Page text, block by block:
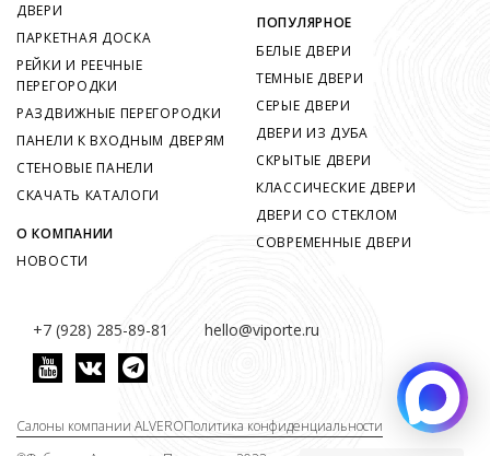
+7 (928) 285-89-81 hello@viporte.ru
ДВЕРИ
ПАРКЕТНАЯ ДОСКА
РЕЙКИ И РЕЕЧНЫЕ
ПЕРЕГОРОДКИ
РАЗДВИЖНЫЕ ПЕРЕГОРОДКИ
ПАНЕЛИ К ВХОДНЫМ ДВЕРЯМ
СТЕНОВЫЕ ПАНЕЛИ
СКАЧАТЬ КАТАЛОГИ
О КОМПАНИИ
НОВОСТИ
ПОПУЛЯРНОЕ
БЕЛЫЕ ДВЕРИ
ТЕМНЫЕ ДВЕРИ
СЕРЫЕ ДВЕРИ
ДВЕРИ ИЗ ДУБА
СКРЫТЫЕ ДВЕРИ
КЛАССИЧЕСКИЕ ДВЕРИ
ДВЕРИ СО СТЕКЛОМ
СОВРЕМЕННЫЕ ДВЕРИ
Салоны компании ALVEROПолитика конфиденциальности